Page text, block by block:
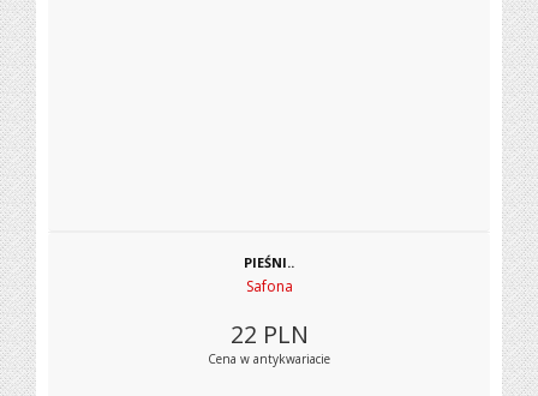
PIEŚNI..
Safona
22 PLN
Cena w antykwariacie